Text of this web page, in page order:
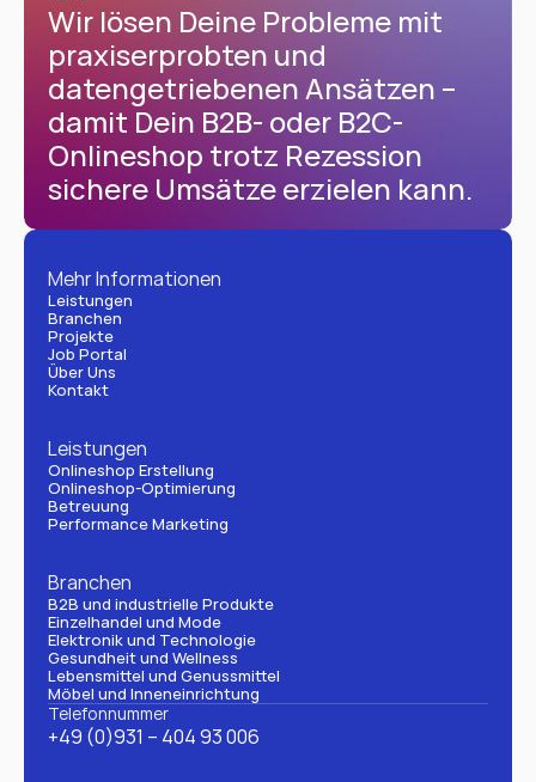
Wir lösen Deine Probleme mit
praxiserprobten und
datengetriebenen Ansätzen –
damit Dein B2B- oder B2C-
Onlineshop trotz Rezession
sichere Umsätze erzielen kann.
Mehr Informationen
Leistungen
Branchen
Projekte
Job Portal
Über Uns
Kontakt
Leistungen
Onlineshop Erstellung
Onlineshop-Optimierung
Betreuung
Performance Marketing
Branchen
B2B und industrielle Produkte
Einzelhandel und Mode
Elektronik und Technologie
Gesundheit und Wellness
Lebensmittel und Genussmittel
Möbel und Inneneinrichtung
Telefonnummer
+49 (0)931 – 404 93 006